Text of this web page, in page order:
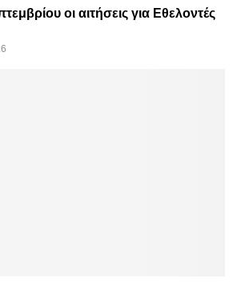
οι αιτήσεις για Εθελοντές